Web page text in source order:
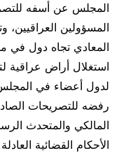
المجلس عن أسفه
المسؤولين العراقيين،
المعادي تجاه دول في
استغلال أراض عراقية
لدول أعضاء في
رفضه للتصريحات
المالكي والمتحدث
الأحكام القضائية